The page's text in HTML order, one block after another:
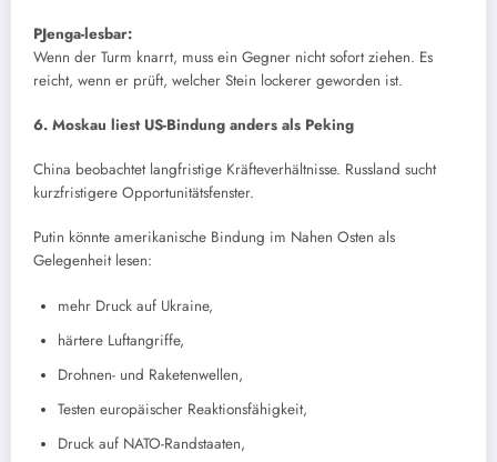
PJenga-lesbar:
Wenn der Turm knarrt, muss ein Gegner nicht sofort ziehen. Es
reicht, wenn er prüft, welcher Stein lockerer geworden ist.
6. Moskau liest US-Bindung anders als Peking
China beobachtet langfristige Kräfteverhältnisse. Russland sucht
kurzfristigere Opportunitätsfenster.
Putin könnte amerikanische Bindung im Nahen Osten als
Gelegenheit lesen:
mehr Druck auf Ukraine,
härtere Luftangriffe,
Drohnen- und Raketenwellen,
Testen europäischer Reaktionsfähigkeit,
Druck auf NATO-Randstaaten,